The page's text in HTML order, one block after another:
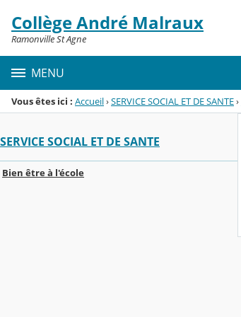
Menu de la rubrique
Contenu
Collège André Malraux
Ramonville St Agne
MENU
Vous êtes ici : Accueil›SERVICE SOCIAL ET DE SANTE›
SERVICE SOCIAL ET DE SANTE
Bien être à l'école